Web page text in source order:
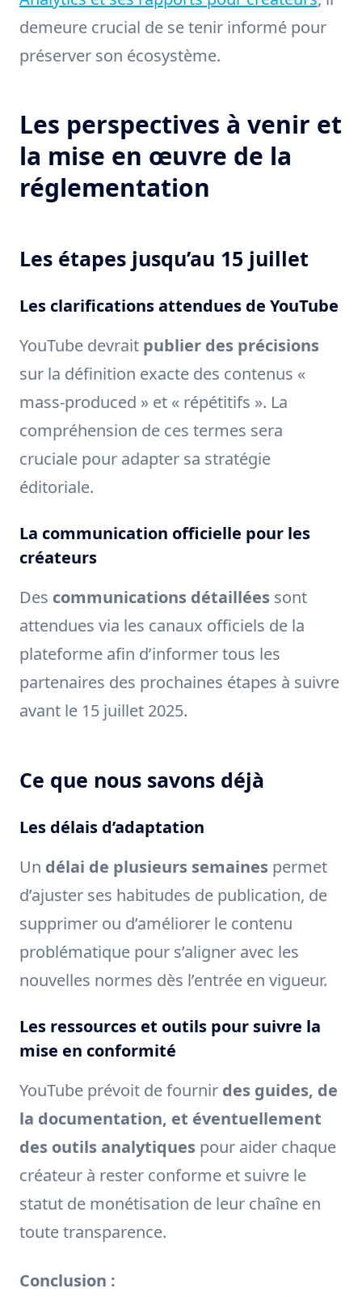
demeure crucial de se tenir informé pour
préserver son écosystème.
Les perspectives à venir et
la mise en œuvre de la
réglementation
Les étapes jusqu’au 15 juillet
Les clarifications attendues de YouTube
YouTube devrait publier des précisions
sur la définition exacte des contenus «
mass-produced » et « répétitifs ». La
compréhension de ces termes sera
cruciale pour adapter sa stratégie
éditoriale.
La communication officielle pour les
créateurs
Des communications détaillées sont
attendues via les canaux officiels de la
plateforme afin d’informer tous les
partenaires des prochaines étapes à suivre
avant le 15 juillet 2025.
Ce que nous savons déjà
Les délais d’adaptation
Un délai de plusieurs semaines permet
d’ajuster ses habitudes de publication, de
supprimer ou d’améliorer le contenu
problématique pour s’aligner avec les
nouvelles normes dès l’entrée en vigueur.
Les ressources et outils pour suivre la
mise en conformité
YouTube prévoit de fournir des guides, de
la documentation, et éventuellement
des outils analytiques pour aider chaque
créateur à rester conforme et suivre le
statut de monétisation de leur chaîne en
toute transparence.
Conclusion :